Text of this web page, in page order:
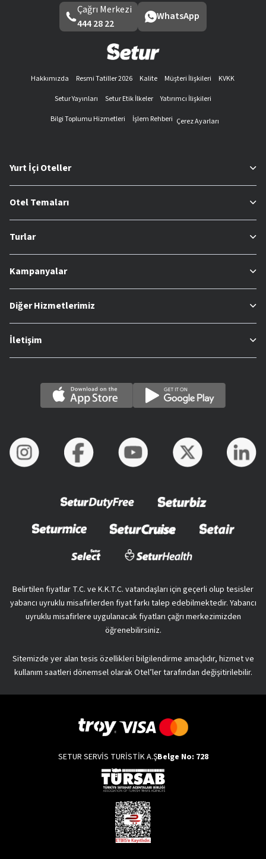
Çağrı Merkezi
444 28 22
WhatsApp
Hakkımızda Resmi Tatiller 2026 Kalite Müşteri İlişkileri
KVKK
Setur Yayınları
Setur Etik İlkeler
Yatırımcı İlişkileri
Bilgi Toplumu Hizmetleri
İşlem Rehberi Çerez Ayarları
Yurt İçi Oteller
Otel Temaları
Turlar
Kampanyalar
Diğer Hizmetlerimiz
İletişim
Belirtilen fiyatlar T.C. ve K.K.T.C. vatandaşları için geçerli olup tesisler
yabancı uyruklu misafirlerden fiyat farkı talep edebilmektedir. Yabancı
uyruklu misafirlere uygulanacak fiyatları çağrı merkezimizden
öğrenebilirsiniz.
Sitemizde yer alan tesis özellikleri bilgilendirme amaçlıdır, hizmet ve
kullanım saatleri dönemsel olarak Otel’ler tarafından değişitirilebilir.
SETUR SERVİS TURİSTİK A.ŞBelge No: 728